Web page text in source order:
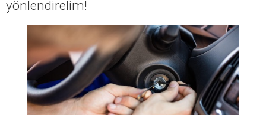
yönlendirelim!